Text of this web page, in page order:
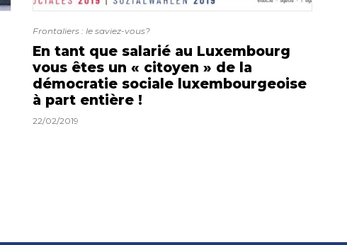
Frontaliers : le saviez-vous?
En tant que salarié au Luxembourg
vous êtes un « citoyen » de la
démocratie sociale luxembourgeoise
à part entière !
22/02/2019